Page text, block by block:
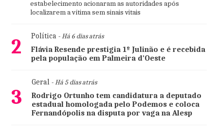
estabelecimento acionaram as autoridades após
localizarem a vítima sem sinais vitais
2 Política- Há 6 dias atrás
Flávia Resende prestigia 1º Julinão e é recebida
pela população em Palmeira d'Oeste
3
Geral- Há 5 dias atrás
Rodrigo Ortunho tem candidatura a deputado
estadual homologada pelo Podemos e coloca
Fernandópolis na disputa por vaga na Alesp